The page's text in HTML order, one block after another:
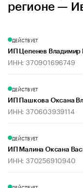
регионе —
ДЕЙСТВУЕТ
ИП Цепенев Владимир
ИНН: 370901696749
ДЕЙСТВУЕТ
ИП Пашкова Оксана
ИНН: 370603939114
ДЕЙСТВУЕТ
ИП Малина Оксана
ИНН: 370256910940